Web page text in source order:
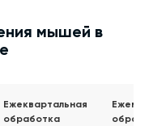
мышей в
Ежеквартальная
обработка